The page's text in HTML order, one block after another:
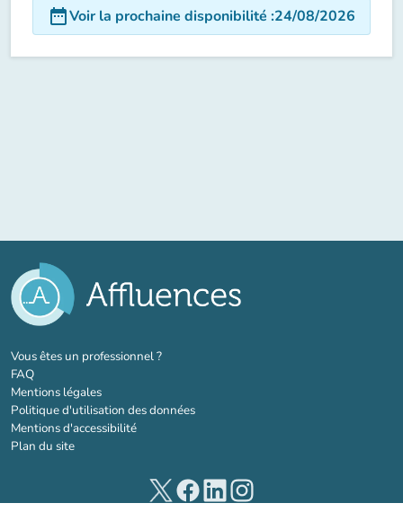
date_rangeVoir la prochaine disponibilité :24/08/2026
Vous êtes un professionnel ?(nouvel onglet)
FAQ
Mentions légales
Politique d'utilisation des données
Mentions d'accessibilité
Plan du site
(nouvel onglet)
(nouvel onglet)
(nouvel onglet)